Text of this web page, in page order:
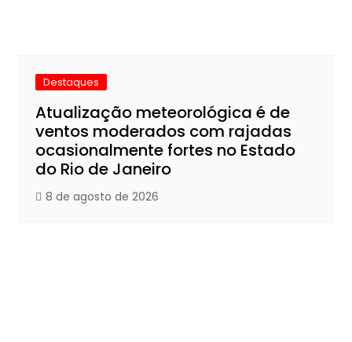
Destaques
Atualização meteorológica é de
ventos moderados com rajadas
ocasionalmente fortes no Estado
do Rio de Janeiro
8 de agosto de 2026